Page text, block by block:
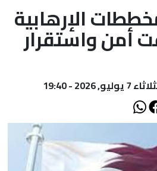
أعمدة
الصحراء
الإرهابية
أمن واستقرار
7 يوليو, 2026 - 19:40